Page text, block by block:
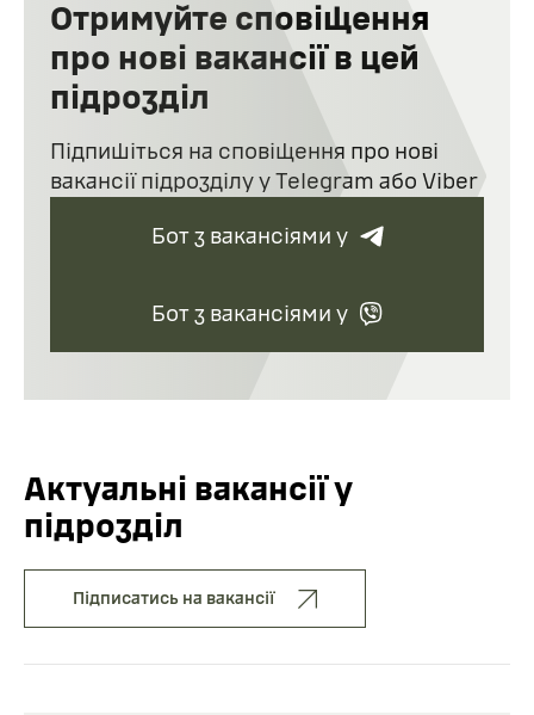
"Люди погано розуміють, що таке жінка в армії":
історія військової з Одеси
Отримуйте сповіщення
про нові вакансії в цей
підрозділ
Підпишіться на сповіщення про нові
вакансії підрозділу у Telegram або Viber
Бот з вакансіями у
Бот з вакансіями у
Актуальні вакансії у
підрозділ
Підписатись на вакансії